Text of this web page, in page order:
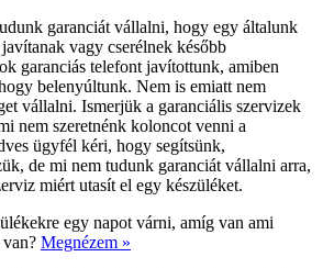
garanciát vállalni, hogy egy általunk
vagy cserélnek később
garanciás telefont javítottunk, amiben
belenyúltunk. Nem is emiatt nem
vállalni. Ismerjük a garanciális szervizek
nem szeretnénk koloncot venni a
ügyfél kéri, hogy segítsünk,
de mi nem tudunk garanciát vállalni arra,
miért utasít el egy készüléket.
egy napot várni, amíg van ami
Megnézem »